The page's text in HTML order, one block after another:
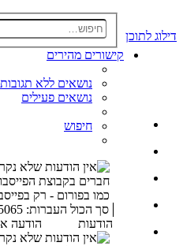
דילוג לתוכן
קישורים מהירים
נושאים ללא תגובות
נושאים פעילים
חיפוש
חברים בקבוצת
כמו בפורום - רק
סך הכול העברות: 1945065
הודעות
הודעה